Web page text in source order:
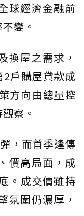
球經濟金融前
變。
換屋之需求，
戶購屋貸款成
方向由總量控
察。
，而首季逢傳
價高局面，成
。成交價雖持
氛圍仍濃厚，